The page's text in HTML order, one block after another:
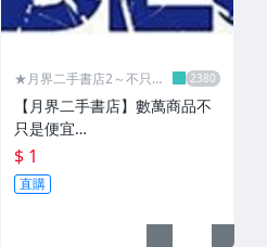
★月界二手書店2～不只是
【月界二手書店】數萬商品不
只是便宜…
$ 1
直購